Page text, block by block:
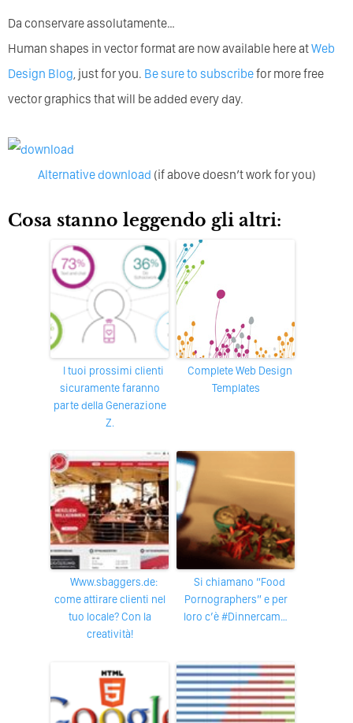
Da conservare assolutamente…
Human shapes in vector format are now available here atWeb
Design Blog , just for you. Be sure to subscribefor more free
vector graphics that will be added every day.
Alternative download (if above doesn’t work for you)
Cosa stanno leggendo gli altri:
I tuoi prossimi clienti
sicuramente faranno
parte della Generazione
Z.
Complete Web Design
Templates
www.sbaggers.de:
come attirare clienti nel
tuo locale? Con la
creatività!
Si chiamano “Food
Pornographers” e per
loro c’è #Dinnercam…